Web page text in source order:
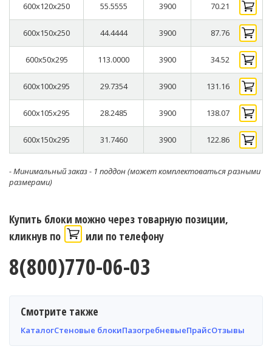
600x120x250 55.5555 3900 70.21
600x150x250 44.4444 3900 87.76
600x50x295 113.0000 3900 34.52
600x100x295 29.7354 3900 131.16
600x105x295 28.2485 3900 138.07
600x150x295 31.7460 3900 122.86
- Минимальный заказ - 1 поддон (может комплектоваться разными
размерами)
Купить блоки можно через товарную позиции,
кликнув по
или по телефону
8(800)770-06-03
Смотрите также
КаталогСтеновые блокиПазогребневыеПрайсОтзывы